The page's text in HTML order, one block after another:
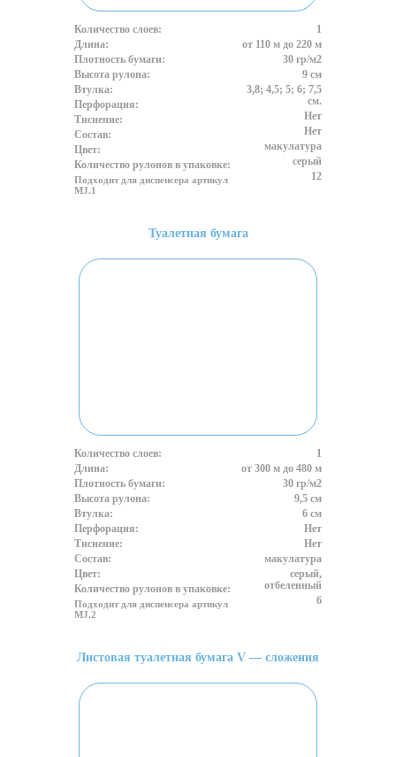
Количество слоев:
Длина:
Плотность бумаги:
Высота рулона:
Втулка:
Перфорация:
Тиснение:
Состав:
Цвет:
Количество рулонов в упаковке:
Подходит для диспенсера артикул
MJ.1
1
от 110 м до 220 м
30 гр/м2
9 см
3,8; 4,5; 5; 6; 7,5
см.
Нет
Нет
макулатура
серый
12
Туалетная бумага
Количество слоев:
Длина:
Плотность бумаги:
Высота рулона:
Втулка:
Перфорация:
Тиснение:
Состав:
Цвет:
Количество рулонов в упаковке:
Подходит для диспенсера артикул
MJ.2
1
от 300 м до 480 м
30 гр/м2
9,5 см
6 см
Нет
Нет
макулатура
серый,
отбеленный
6
Листовая туалетная бумага V — сложения